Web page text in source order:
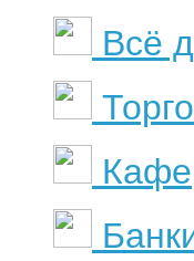
Всё
Кафе